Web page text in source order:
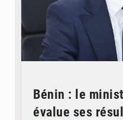
Bénin : le
évalue ses